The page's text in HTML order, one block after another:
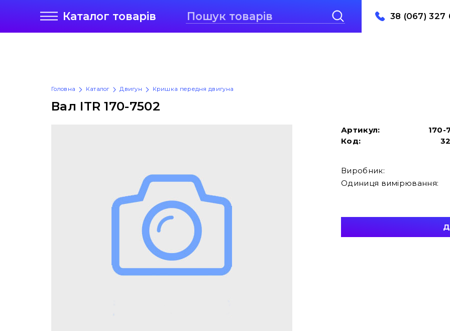
Каталог товарів 38 (067) 327
Головна Каталог Двигун Кришка передня двигуна
Вал ITR 170-7502
Артикул:
170-
Код:
Виробник:
Одиниця вимірювання: